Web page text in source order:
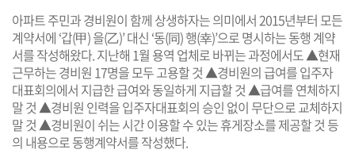
아파트 주민과 경비원이 함께 상생하자는 의미에서 2015년부터 모든
계약서에 ‘갑(甲) 을(乙)’ 대신 ‘동(同) 행(幸)’으로 명시하는 동행 계약
서를 작성해왔다. 지난해 1월 용역 업체로 바뀌는 과정에서도 ▲현재
근무하는 경비원 17명을 모두 고용할 것 ▲경비원의 급여를 입주자
대표회의에서 지급한 급여와 동일하게 지급할 것 ▲급여를 연체하지
말 것 ▲경비원 인력을 입주자대표회의 승인 없이 무단으로 교체하지
말 것 ▲경비원이 쉬는 시간 이용할 수 있는 휴게장소를 제공할 것 등
의 내용으로 동행계약서를 작성했다.